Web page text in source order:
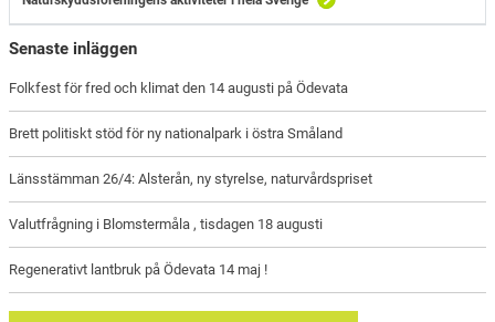
Senaste inläggen
Folkfest för fred och klimat den 14 augusti på Ödevata
Brett politiskt stöd för ny nationalpark i östra Småland
Länsstämman 26/4: Alsterån, ny styrelse, naturvårdspriset
Valutfrågning i Blomstermåla , tisdagen 18 augusti
Regenerativt lantbruk på Ödevata 14 maj !